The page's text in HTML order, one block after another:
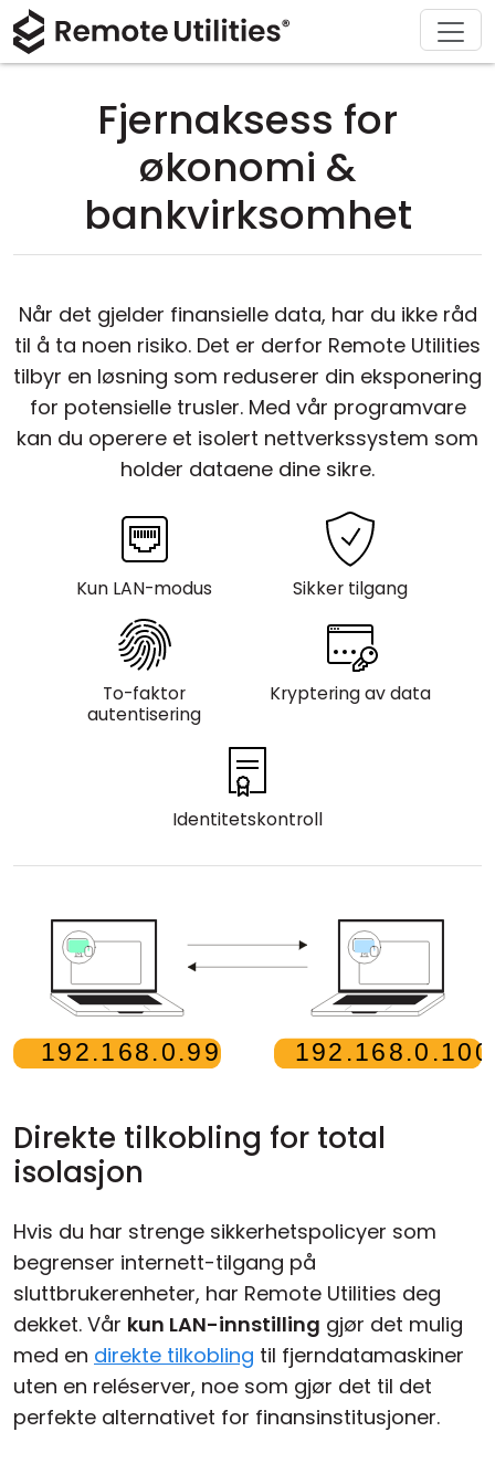
Fjernaksess for
økonomi &
bankvirksomhet
Når det gjelder finansielle data, har du ikke råd
til å ta noen risiko. Det er derfor Remote Utilities
tilbyr en løsning som reduserer din eksponering
for potensielle trusler. Med vår programvare
kan du operere et isolert nettverkssystem som
holder dataene dine sikre.
Kun LAN-modus Sikker tilgang
To-faktor
autentisering
Kryptering av data
Identitetskontroll
Direkte tilkobling for total
isolasjon
Hvis du har strenge sikkerhetspolicyer som
begrenser internett-tilgang på
sluttbrukerenheter, har Remote Utilities deg
dekket. Vår kun LAN-innstilling gjør det mulig
med en direkte tilkobling til fjerndatamaskiner
uten en reléserver, noe som gjør det til det
perfekte alternativet for finansinstitusjoner.
Produkt
Sikkerhet
Skjermbilder
Utgivelsesnotater
Tilkoblingsmoduser
Uovervåket tilgang
Active Directory-støtte
MSI-konfigurasjon
Sky- og lokal installasjon
Løsninger
Produksjon og detaljhandel
Helsevesen
Utdanning og regjering
Informasjonsteknologi
Last ned
iOS/Android
Kjøp
Lisensassistent
Oppgrader lisensen din
Støtte
Dokumentasjon
Kunnskapsbase
Om
Presse-rom
Skriv en anmeldelse